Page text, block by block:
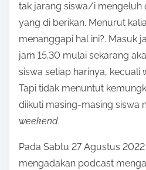
tak jarang siswa/i mengeluh
yang di berikan. Menurut
menanggapi hal ini?. Masuk
jam 15.30 mulai sekarang
siswa setiap harinya, kecuali
Tapi tidak menuntut
diikuti masing-masing siswa
weekend.
Pada Sabtu 27 Agustus 2022
mengadakan podcast